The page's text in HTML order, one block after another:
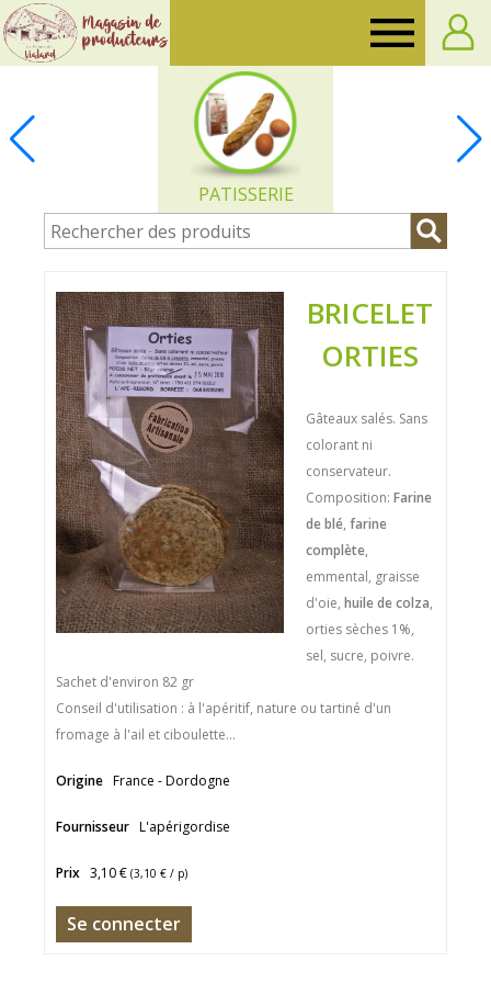
Vialard
PATISSERIE
BRICELET
ORTIES
Gâteaux salés. Sans
colorant ni
conservateur.
Composition: Farine
de blé, farine
complète,
emmental, graisse
d'oie, huile de colza,
orties sèches 1%,
sel, sucre, poivre.
Sachet d'environ 82 gr
Conseil d'utilisation : à l'apéritif, nature ou tartiné d'un
fromage à l'ail et ciboulette...
Origine France - Dordogne
Fournisseur L'apérigordise
Prix 3,10 € (3,10 € / p)
Se connecter